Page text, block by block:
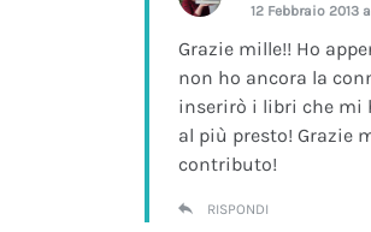
12 Febbraio 2013
Grazie mille!! Ho
non ho ancora la
inserirò i libri che mi
al più presto! Grazie
contributo!
RISPONDI